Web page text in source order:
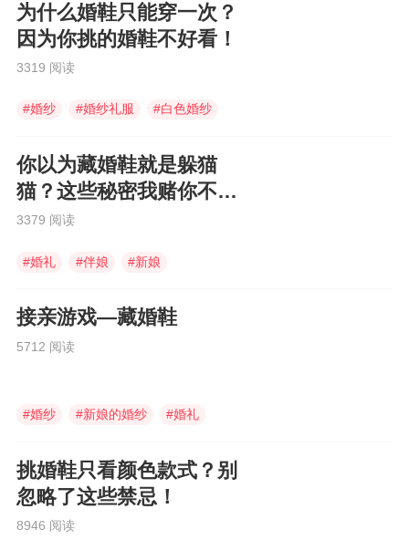
为什么婚鞋只能穿一次？
因为你挑的婚鞋不好看！
3319 阅读
#婚纱 #婚纱礼服 #白色婚纱
你以为藏婚鞋就是躲猫
猫？这些秘密我赌你不知
道~
3379 阅读
#婚礼 #伴娘 #新娘
接亲游戏—藏婚鞋
5712 阅读
#婚纱 #新娘的婚纱 #婚礼
挑婚鞋只看颜色款式？别
忽略了这些禁忌！
8946 阅读